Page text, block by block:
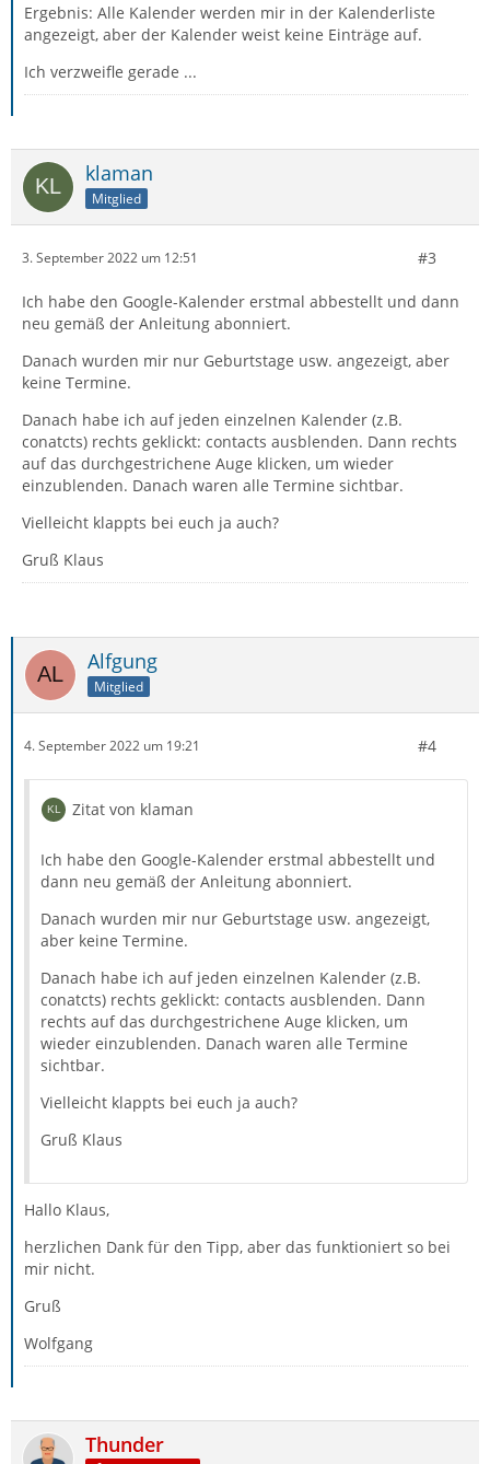
Ergebnis: Alle Kalender werden mir in der Kalenderliste
angezeigt, aber der Kalender weist keine Einträge auf.
Ich verzweifle gerade ...
klaman
Mitglied
3. September 2022 um 12:51 #3
Ich habe den Google-Kalender erstmal abbestellt und dann
neu gemäß der Anleitung abonniert.
Danach wurden mir nur Geburtstage usw. angezeigt, aber
keine Termine.
Danach habe ich auf jeden einzelnen Kalender (z.B.
conatcts) rechts geklickt: contacts ausblenden. Dann rechts
auf das durchgestrichene Auge klicken, um wieder
einzublenden. Danach waren alle Termine sichtbar.
Vielleicht klappts bei euch ja auch?
Gruß Klaus
Alfgung
Mitglied
4. September 2022 um 19:21 #4
Zitat von klaman
Ich habe den Google-Kalender erstmal abbestellt und
dann neu gemäß der Anleitung abonniert.
Danach wurden mir nur Geburtstage usw. angezeigt,
aber keine Termine.
Danach habe ich auf jeden einzelnen Kalender (z.B.
conatcts) rechts geklickt: contacts ausblenden. Dann
rechts auf das durchgestrichene Auge klicken, um
wieder einzublenden. Danach waren alle Termine
sichtbar.
Vielleicht klappts bei euch ja auch?
Gruß Klaus
Hallo Klaus,
herzlichen Dank für den Tipp, aber das funktioniert so bei
mir nicht.
Gruß
Wolfgang
Thunder